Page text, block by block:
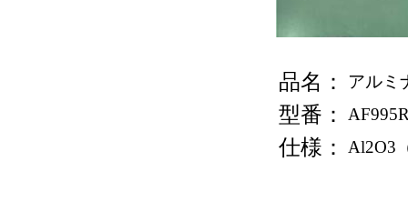
品名： アルミ
型番：
仕様： Al2O3